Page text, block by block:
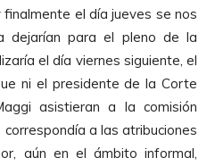
el día jueves se nos
dejarían para el pleno de la
el día viernes siguiente, el
ni el presidente de la Corte
asistieran a la comisión
a las atribuciones
aún en el ámbito informal,